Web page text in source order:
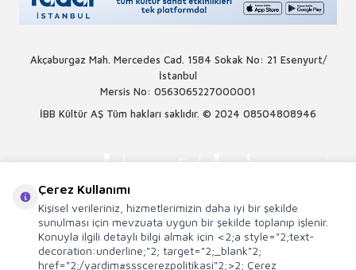
Akçaburgaz Mah. Mercedes Cad. 1584 Sokak No: 21 Esenyurt/
İstanbul
Mersis No: 0563065227000001
İBB Kültür AŞ Tüm hakları saklıdır. © 2024 08504808946
Çerez Kullanımı
Kişisel verileriniz, hizmetlerimizin daha iyi bir şekilde
sunulması için mevzuata uygun bir şekilde toplanıp işlenir.
Konuyla ilgili detaylı bilgi almak için <2;a style="2;text-
decoration:underline;"2; target="2;_blank"2;
href="2;/yardim#ssscerezpolitikasi"2;>2; Çerez